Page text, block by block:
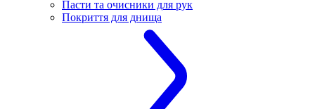
Пасти та очисники для рук
Покриття для днища